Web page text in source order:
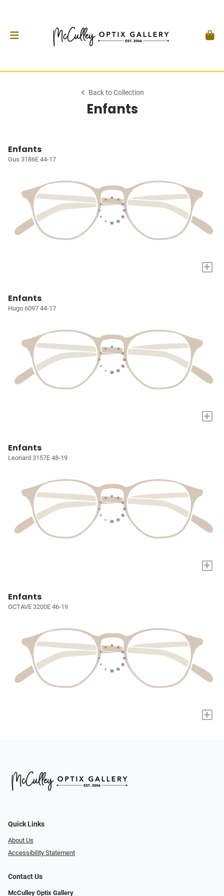
Back to Collection
Enfants
Enfants
Gus 3186E 44-17
+
Enfants
Hugo 6097 44-17
+
Enfants
Leonard 3157E 48-19
+
Enfants
OCTAVE 3200E 46-19
+
Quick Links
About Us
Accessibility Statement
Contact Us
McCulley Optix Gallery